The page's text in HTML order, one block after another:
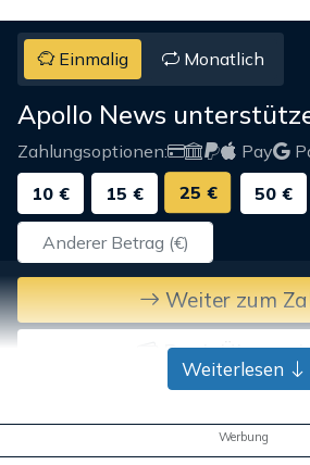
Einmalig Monatlich
Apollo News
Zahlungsoptionen: Pay
10 €
15 € 25 € 50 €
Weiter zum
Bank-
Weiterlesen
Werbung